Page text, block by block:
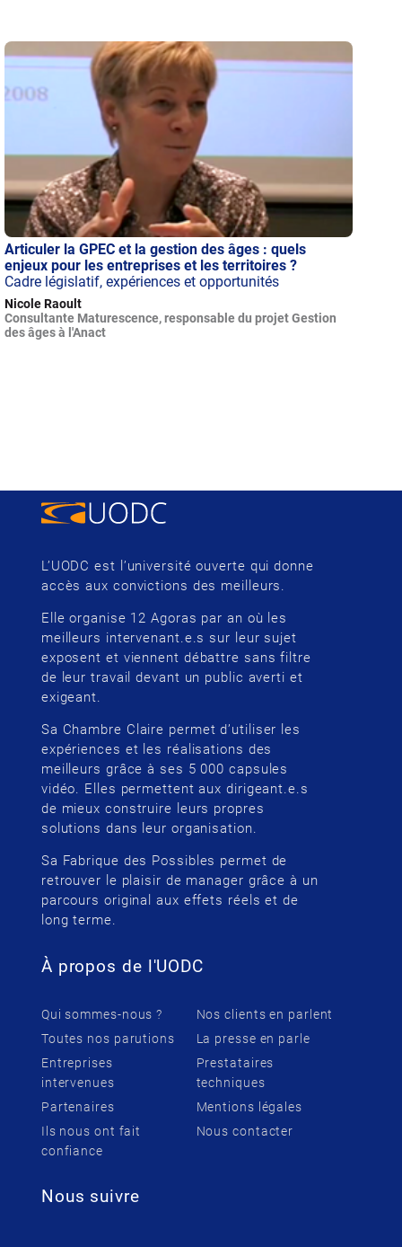
Articuler la GPEC et la gestion des âges : quels
enjeux pour les entreprises et les territoires ?
Cadre législatif, expériences et opportunités
Nicole Raoult
Consultante Maturescence, responsable du projet Gestion
des âges à l'Anact
L’UODC est l’université ouverte qui donne
accès aux convictions des meilleurs.
Elle organise 12 Agoras par an où les
meilleurs intervenant.e.s sur leur sujet
exposent et viennent débattre sans filtre
de leur travail devant un public averti et
exigeant.
Sa Chambre Claire permet d’utiliser les
expériences et les réalisations des
meilleurs grâce à ses 5 000 capsules
vidéo. Elles permettent aux dirigeant.e.s
de mieux construire leurs propres
solutions dans leur organisation.
Sa Fabrique des Possibles permet de
retrouver le plaisir de manager grâce à un
parcours original aux effets réels et de
long terme.
À propos de l'UODC
Qui sommes-nous ?
Toutes nos parutions
Entreprises
intervenues
Partenaires
Ils nous ont fait
confiance
Nos clients en parlent
La presse en parle
Prestataires
techniques
Mentions légales
Nous contacter
Nous suivre